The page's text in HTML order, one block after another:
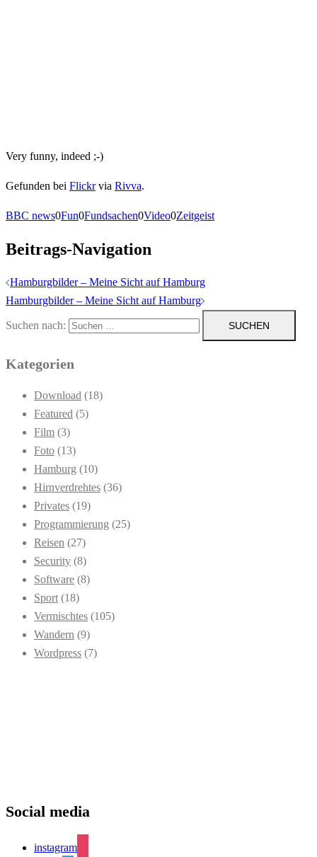
Very funny, indeed ;-)
Gefunden bei Flickrvia Rivva.
BBC news0Fun0Fundsachen0Video0Zeitgeist
Beitrags-Navigation
Hamburgbilder – Meine Sicht auf Hamburg
Hamburgbilder – Meine Sicht auf Hamburg
Suchen nach:
Kategorien
Download (18)
Featured (5)
Film (3)
Foto (13)
Hamburg (10)
Hirnverdrehtes (36)
Privates (19)
Programmierung (25)
Reisen (27)
Security (8)
Software (8)
Sport (18)
Vermischtes (105)
Wandern (9)
Wordpress (7)
Social media
instagram